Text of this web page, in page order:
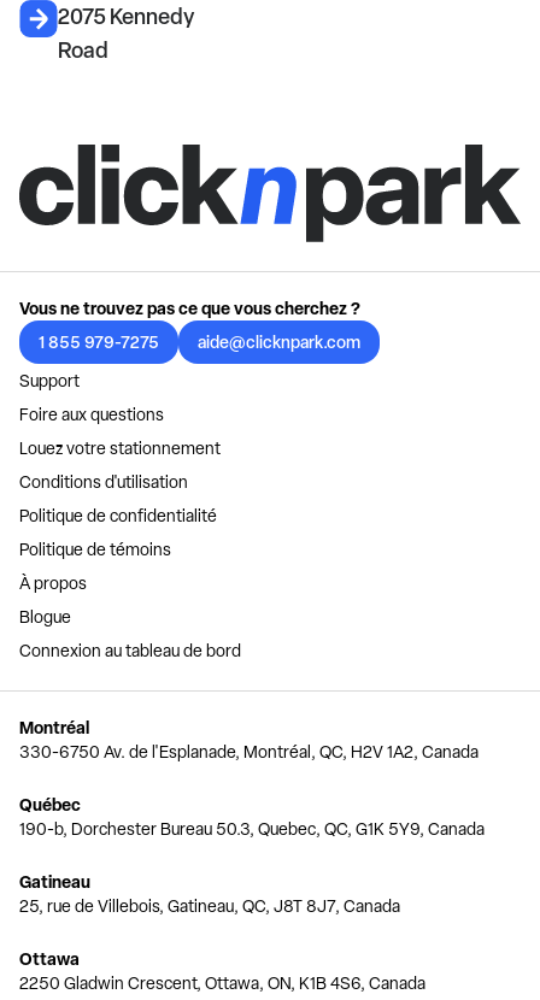
2075 Kennedy
Road
Vous ne trouvez pas ce que vous cherchez ?
1 855 979-7275
aide@clicknpark.com
Support
Foire aux questions
Louez votre stationnement
Conditions d'utilisation
Politique de confidentialité
Politique de témoins
À propos
Blogue
Connexion au tableau de bord
Montréal
330-6750 Av. de l'Esplanade, Montréal, QC, H2V 1A2, Canada
Québec
190-b, Dorchester Bureau 50.3, Quebec, QC, G1K 5Y9, Canada
Gatineau
25, rue de Villebois, Gatineau, QC, J8T 8J7, Canada
Ottawa
2250 Gladwin Crescent, Ottawa, ON, K1B 4S6, Canada